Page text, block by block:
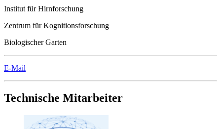
Institut für Hirnforschung
Zentrum für Kognitionsforschung
Biologischer Garten
E-Mail
Technische Mitarbeiter